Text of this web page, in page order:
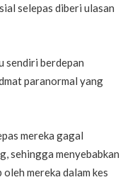
selepas diberi ulasan
sendiri berdepan
paranormal yang
mereka gagal
sehingga menyebabkan
mereka dalam kes